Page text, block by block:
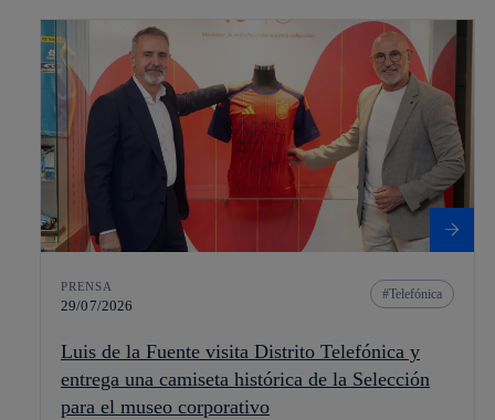
PRENSA
29/07/2026
Telefónica
Luis de la Fuente visita Distrito Telefónica y
entrega una camiseta histórica de la Selección
para el museo corporativo